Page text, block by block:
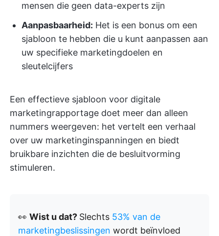
mensen die geen data-experts zijn
Aanpasbaarheid: Het is een bonus om een
sjabloon te hebben die u kunt aanpassen aan
uw specifieke marketingdoelen en
sleutelcijfers
Een effectieve sjabloon voor digitale
marketingrapportage doet meer dan alleen
nummers weergeven: het vertelt een verhaal
over uw marketinginspanningen en biedt
bruikbare inzichten die de besluitvorming
stimuleren.
👀 Wist u dat? Slechts 53% van de
marketingbeslissingen wordt beïnvloed